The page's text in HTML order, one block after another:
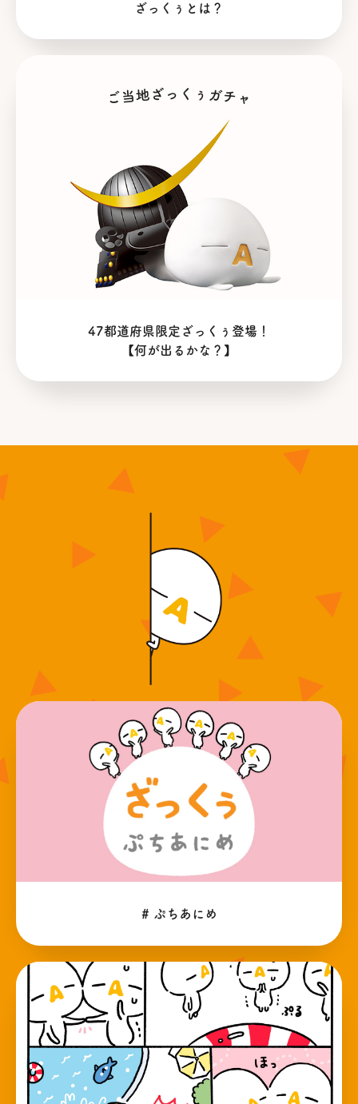
ざっくぅとは？
ご当地ざっくぅガチャ
47都道府県限定ざっくぅ登場！
【何が出るかな？】
# ぷちあにめ